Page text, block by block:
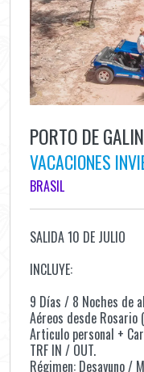
PORTO DE
VACACIONES
BRASIL
SALIDA 10 DE JULIO
INCLUYE:
9 Días / 8 Noches de
Aéreos desde Rosario
Articulo personal +
TRF IN / OUT.
Régimen: Desayuno /